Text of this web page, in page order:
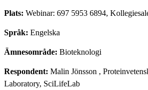
Plats: Webinar: 697 5953 6894,
Språk: Engelska
Ämnesområde: Bioteknologi
Respondent: Malin Jönsson ,
Laboratory, SciLifeLab